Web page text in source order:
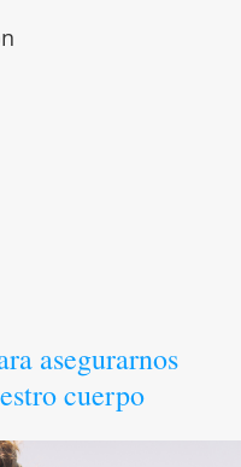
asegurarnos
cuerpo